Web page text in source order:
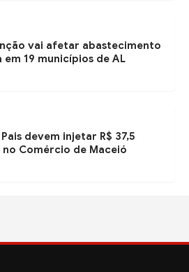
vai afetar abastecimento
em 19 municípios de AL
devem injetar R$ 37,5
no Comércio de Maceió